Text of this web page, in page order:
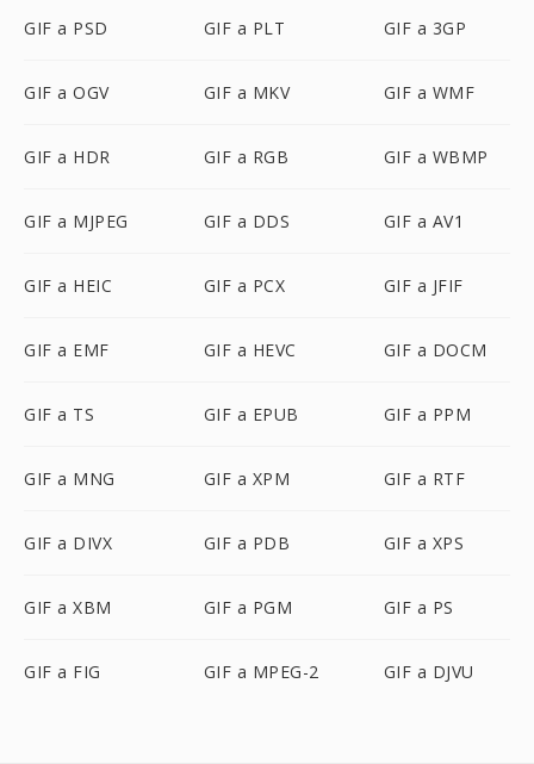
GIF a PSD GIF a PLT GIF a 3GP
GIF a OGV GIF a MKV GIF a WMF
GIF a HDR GIF a RGB GIF a WBMP
GIF a MJPEG GIF a DDS GIF a AV1
GIF a HEIC GIF a PCX GIF a JFIF
GIF a EMF GIF a HEVC GIF a DOCM
GIF a TS GIF a EPUB GIF a PPM
GIF a MNG GIF a XPM GIF a RTF
GIF a DIVX GIF a PDB GIF a XPS
GIF a XBM GIF a PGM GIF a PS
GIF a FIG GIF a MPEG-2 GIF a DJVU